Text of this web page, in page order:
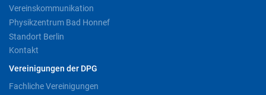
Vereinskommunikation
Physikzentrum Bad Honnef
Standort Berlin
Kontakt
Vereinigungen der DPG
Fachliche Vereinigungen